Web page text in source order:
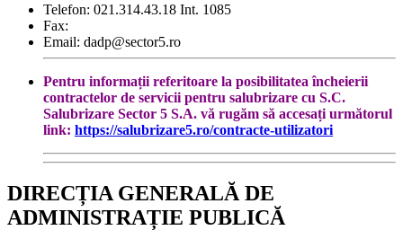
Telefon: 021.314.43.18 Int. 1085
Fax:
Email: dadp@sector5.ro
Pentru informații referitoare la posibilitatea încheierii
contractelor de servicii pentru salubrizare cu S.C.
Salubrizare Sector 5 S.A. vă rugăm să accesați următorul
link: https://salubrizare5.ro/contracte-utilizatori
DIRECȚIA GENERALĂ DE
ADMINISTRAȚIE PUBLICĂ